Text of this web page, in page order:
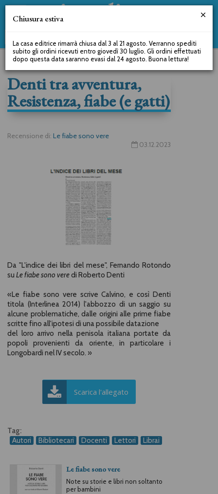
Denti tra avventura,
Resistenza, fiabe (e gatti)
Recensione di: Le fiabe sono vere
03.12.2023
Da "L'indice dei libri del mese", Fernando Rotondo
su Le fiabe sono veredi Roberto Denti
«Le fiabe sono vere scrive Calvino, e così Denti
titola (Interlinea 2014) l'abbozzo di un saggio su
alcune problematiche, dalle origini alle prime fiabe
scritte fino all'ipotesi di una possibile datazione
del loro arrivo nella penisola italiana portate da
popoli provenienti da oriente, in particolare i
Longobardi nel IV secolo. »
Scarica l'allegato
Tag:
Autori
Bibliotecari Docenti Lettori Librai
Le fiabe sono vere
Note su storie e libri non soltanto
per bambini
Chiusura estiva
La casa editrice rimarrà chiusa dal 3 al 21 agosto. Verranno spediti
subito gli ordini ricevuti entro giovedì 30 luglio. Gli ordini effettuati
dopo questa data saranno evasi dal 24 agosto. Buona lettura!